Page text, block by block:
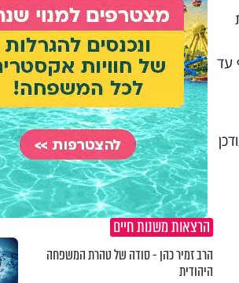
עד
הרצאות משנות חיים
הרב זמיר כהן - סודה של טהרת המשפחה
היהודית